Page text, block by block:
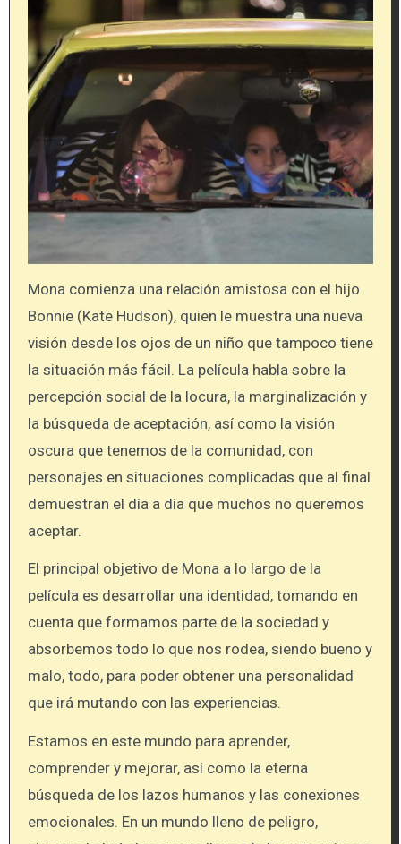
Mona comienza una relación amistosa con el hijo
Bonnie (Kate Hudson), quien le muestra una nueva
visión desde los ojos de un niño que tampoco tiene
la situación más fácil. La película habla sobre la
percepción social de la locura, la marginalización y
la búsqueda de aceptación, así como la visión
oscura que tenemos de la comunidad, con
personajes en situaciones complicadas que al final
demuestran el día a día que muchos no queremos
aceptar.
El principal objetivo de Mona a lo largo de la
película es desarrollar una identidad, tomando en
cuenta que formamos parte de la sociedad y
absorbemos todo lo que nos rodea, siendo bueno y
malo, todo, para poder obtener una personalidad
que irá mutando con las experiencias.
Estamos en este mundo para aprender,
comprender y mejorar, así como la eterna
búsqueda de los lazos humanos y las conexiones
emocionales. En un mundo lleno de peligro,